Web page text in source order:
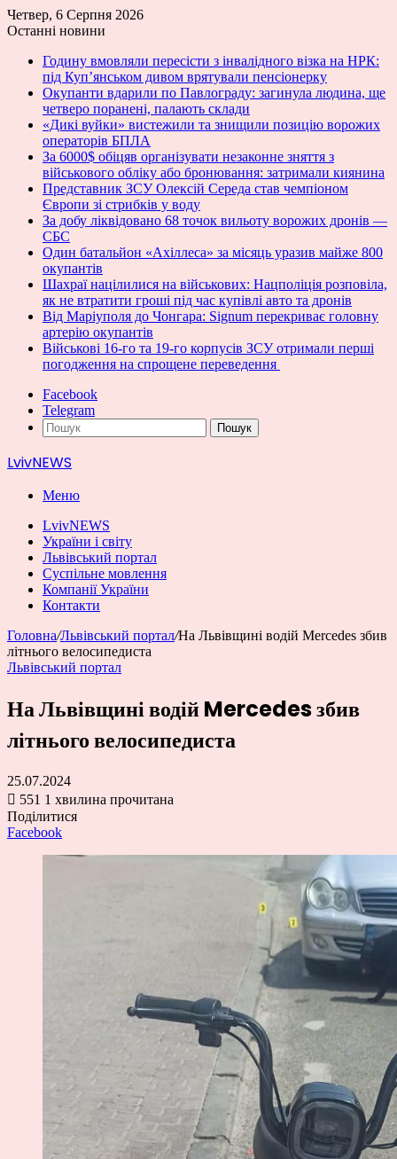
Четвер, 6 Серпня 2026
Останні новини
Годину вмовляли пересісти з інвалідного візка на НРК:
під Куп’янськом дивом врятували пенсіонерку
Окупанти вдарили по Павлограду: загинула людина, ще
четверо поранені, палають склади
«Дикі вуйки» вистежили та знищили позицію ворожих
операторів БПЛА
За 6000$ обіцяв організувати незаконне зняття з
військового обліку або бронювання: затримали киянина
Представник ЗСУ Олексій Середа став чемпіоном
Європи зі стрибків у воду
За добу ліквідовано 68 точок вильоту ворожих дронів —
СБС
Один батальйон «Ахіллеса» за місяць уразив майже 800
окупантів
Шахраї націлилися на військових: Нацполіція розповіла,
як не втратити гроші під час купівлі авто та дронів
Від Маріуполя до Чонгара: Signum перекриває головну
артерію окупантів
Військові 16-го та 19-го корпусів ЗСУ отримали перші
погодження на спрощене переведення
Facebook
Telegram
Пошук
LvivNEWS
Меню
LvivNEWS
України і світу
Львівський портал
Суспільне мовлення
Компанії України
Контакти
Головна/Львівський портал/На Львівщині водій Mercedes збив
літнього велосипедиста
Львівський портал
На Львівщині водій Mercedes збив
літнього велосипедиста
25.07.2024
551 1 хвилина прочитана
Поділитися
Facebook